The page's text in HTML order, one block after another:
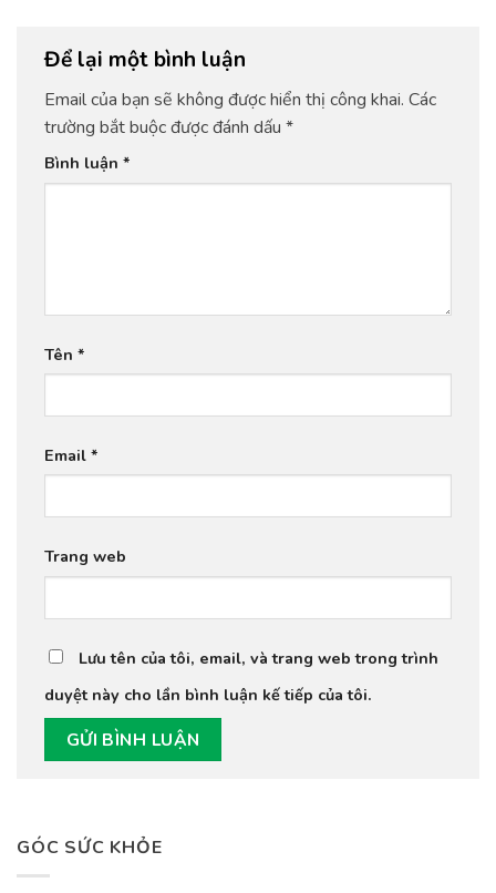
GÓC SỨC KHỎE
Để lại một bình luận
Email của bạn sẽ không được hiển thị công khai. Các
trường bắt buộc được đánh dấu *
Bình luận *
Tên *
Email *
Trang web
Lưu tên của tôi, email, và trang web trong trình
duyệt này cho lần bình luận kế tiếp của tôi.